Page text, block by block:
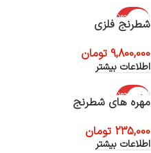
اتمام موجود
ی
شطرنج فلزی
9,800,000 تومان
اطلاعات بیشتر
اتمام موجود
ی
مهره های شطرنج
235,000 تومان
اطلاعات بیشتر